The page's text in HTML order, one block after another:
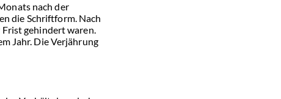
nach der
die Schriftform. Nach
Frist gehindert waren.
Jahr. Die Verjährung